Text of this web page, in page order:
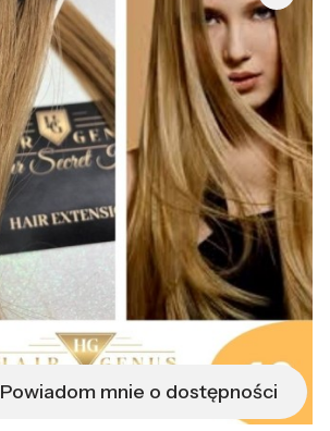
Powiadom mnie o dostępności